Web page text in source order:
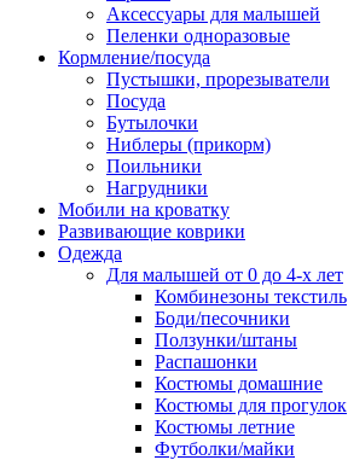
Аксессуары для малышей
Пеленки одноразовые
Кормление/посуда
Пустышки, прорезыватели
Посуда
Бутылочки
Ниблеры (прикорм)
Поильники
Нагрудники
Мобили на кроватку
Развивающие коврики
Одежда
Для малышей от 0 до 4-х лет
Комбинезоны текстиль
Боди/песочники
Ползунки/штаны
Распашонки
Костюмы домашние
Костюмы для прогулок
Костюмы летние
Футболки/майки